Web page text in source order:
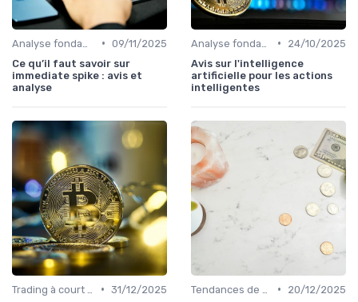
• 09/11/2025
Ce qu’il faut savoir sur
immediate spike : avis et
analyse
•
24/10/2025
Avis sur l'intelligence
artificielle pour les actions
intelligentes
• 31/12/2025
•
20/12/2025